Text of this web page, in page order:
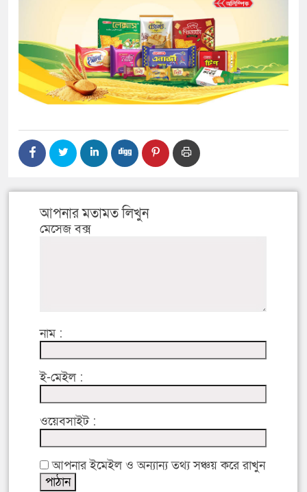
আপনার মতামত লিখুন
মেসেজ বক্স
নাম :
ই-মেইল :
ওয়েবসাইট :
আপনার ইমেইল ও অন্যান্য তথ্য সঞ্চয় করে রাখুন